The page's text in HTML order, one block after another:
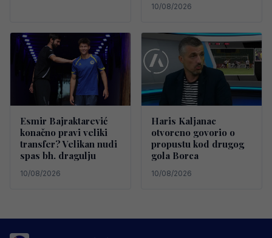
10/08/2026
Esmir Bajraktarević
konačno pravi veliki
transfer? Velikan nudi
spas bh. dragulju
10/08/2026
Haris Kaljanac
otvoreno govorio o
propustu kod drugog
gola Borca
10/08/2026